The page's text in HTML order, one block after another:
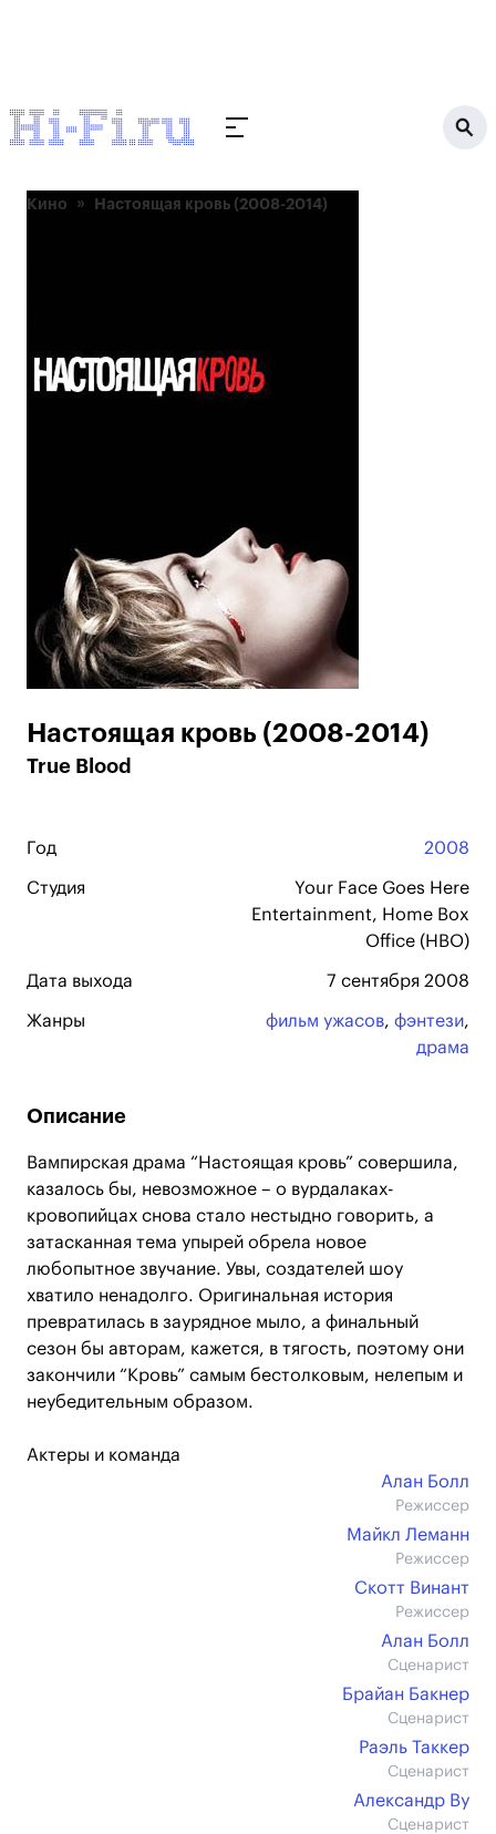
Кино Настоящая кровь (2008-2014)
Настоящая кровь (2008-2014)
True Blood
Год 2008
Студия
Your Face Goes Here
Entertainment, Home Box
Office (HBO)
Дата выхода 7 сентября 2008
Жанры фильм ужасов, фэнтези,
драма
Описание
Вампирская драма “Настоящая кровь” совершила,
казалось бы, невозможное – о вурдалаках-
кровопийцах снова стало нестыдно говорить, а
затасканная тема упырей обрела новое
любопытное звучание. Увы, создателей шоу
хватило ненадолго. Оригинальная история
превратилась в заурядное мыло, а финальный
сезон бы авторам, кажется, в тягость, поэтому они
закончили “Кровь” самым бестолковым, нелепым и
неубедительным образом.
Актеры и команда
Алан Болл
Режиссер
Майкл Леманн
Режиссер
Скотт Винант
Режиссер
Алан Болл
Сценарист
Брайан Бакнер
Сценарист
Раэль Таккер
Сценарист
Александр Ву
Сценарист